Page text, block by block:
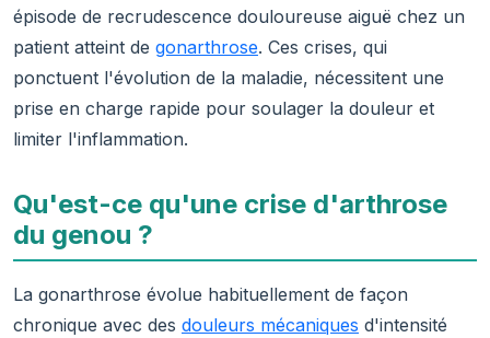
épisode de recrudescence douloureuse aiguë chez un
patient atteint de gonarthrose. Ces crises, qui
ponctuent l'évolution de la maladie, nécessitent une
prise en charge rapide pour soulager la douleur et
limiter l'inflammation.
Qu'est-ce qu'une crise d'arthrose
du genou ?
La gonarthrose évolue habituellement de façon
chronique avec des douleurs mécaniques d'intensité